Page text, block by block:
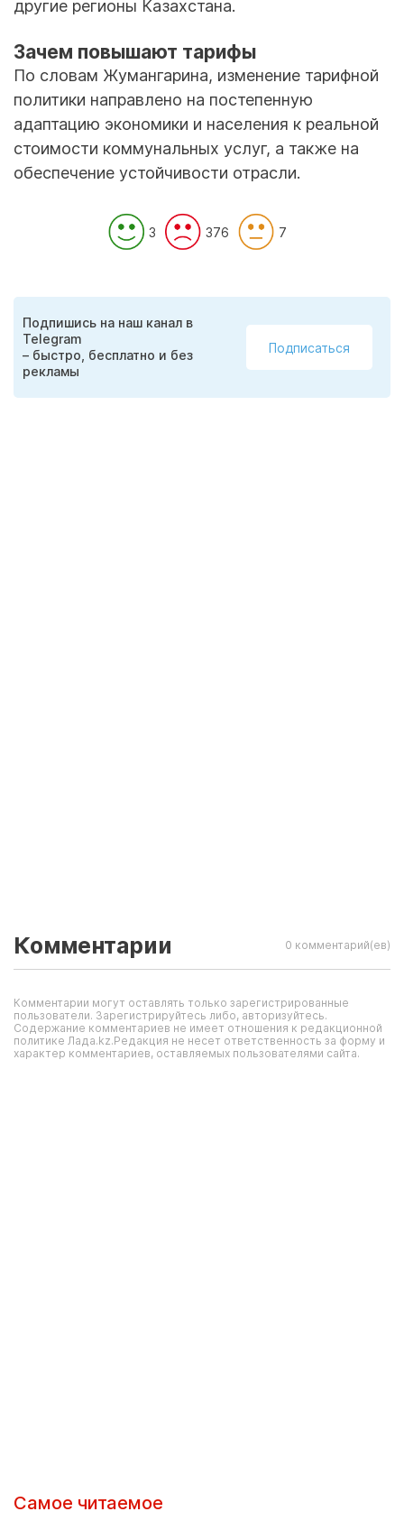
другие регионы Казахстана.
Зачем повышают тарифы
По словам Жумангарина, изменение тарифной
политики направлено на постепенную
адаптацию экономики и населения к реальной
стоимости коммунальных услуг, а также на
обеспечение устойчивости отрасли.
3 376 7
Подпишись на наш канал в
Telegram
– быстро, бесплатно и без
рекламы
Подписаться
Комментарии 0 комментарий(ев)
Комментарии могут оставлять только зарегистрированные
пользователи. Зарегистрируйтесь либо, авторизуйтесь.
Содержание комментариев не имеет отношения к редакционной
политике Лада.kz.Редакция не несет ответственность за форму и
характер комментариев, оставляемых пользователями сайта.
Самое читаемое